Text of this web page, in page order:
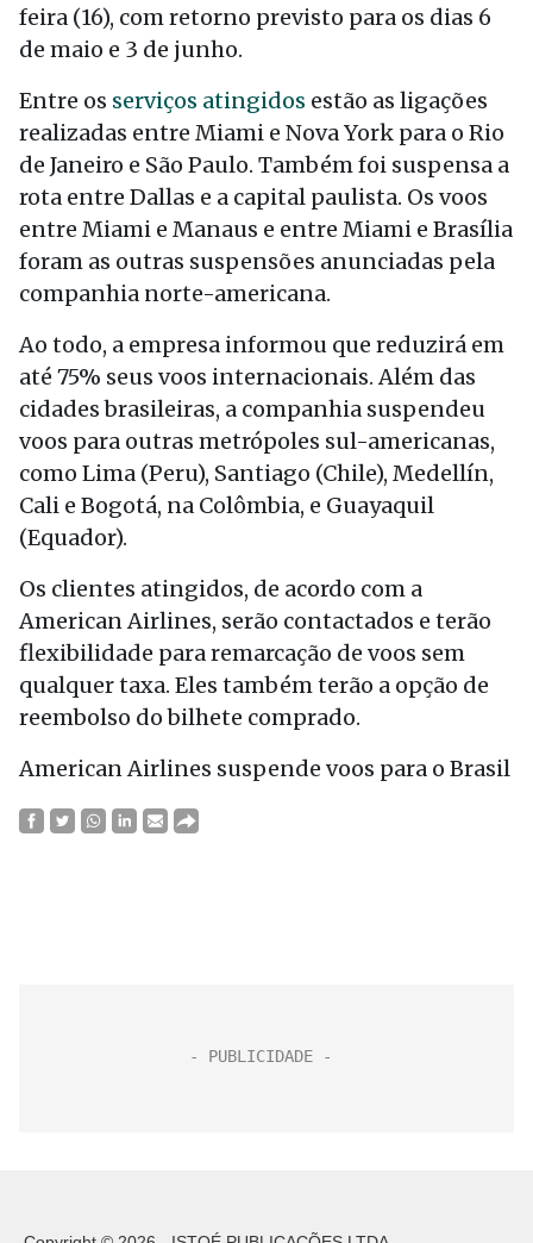
feira (16), com retorno previsto para os dias 6
de maio e 3 de junho.
Entre os serviços atingidos estão as ligações
realizadas entre Miami e Nova York para o Rio
de Janeiro e São Paulo. Também foi suspensa a
rota entre Dallas e a capital paulista. Os voos
entre Miami e Manaus e entre Miami e Brasília
foram as outras suspensões anunciadas pela
companhia norte-americana.
Ao todo, a empresa informou que reduzirá em
até 75% seus voos internacionais. Além das
cidades brasileiras, a companhia suspendeu
voos para outras metrópoles sul-americanas,
como Lima (Peru), Santiago (Chile), Medellín,
Cali e Bogotá, na Colômbia, e Guayaquil
(Equador).
Os clientes atingidos, de acordo com a
American Airlines, serão contactados e terão
flexibilidade para remarcação de voos sem
qualquer taxa. Eles também terão a opção de
reembolso do bilhete comprado.
American Airlines suspende voos para o Brasil